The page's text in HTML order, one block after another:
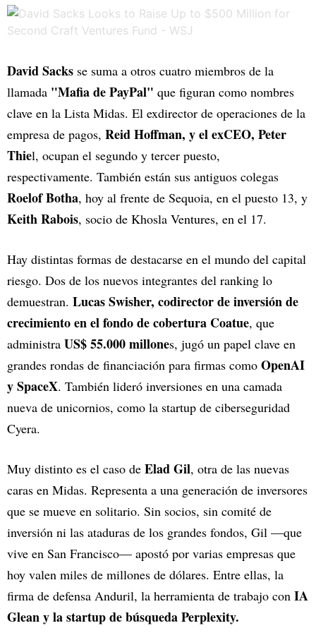
David Sacks se suma a otros cuatro miembros de la
llamada "Mafia de PayPal" que figuran como nombres
clave en la Lista Midas. El exdirector de operaciones de la
empresa de pagos, Reid Hoffman, y el exCEO, Peter
Thiel, ocupan el segundo y tercer puesto,
respectivamente. También están sus antiguos colegas
Roelof Botha, hoy al frente de Sequoia, en el puesto 13, y
Keith Rabois, socio de Khosla Ventures, en el 17.
Hay distintas formas de destacarse en el mundo del capital
riesgo. Dos de los nuevos integrantes del ranking lo
demuestran. Lucas Swisher, codirector de inversión de
crecimiento en el fondo de cobertura Coatue, que
administra US$ 55.000 millones, jugó un papel clave en
grandes rondas de financiación para firmas como OpenAI
y SpaceX. También lideró inversiones en una camada
nueva de unicornios, como la startup de ciberseguridad
Cyera.
Muy distinto es el caso de Elad Gil, otra de las nuevas
caras en Midas. Representa a una generación de inversores
que se mueve en solitario. Sin socios, sin comité de
inversión ni las ataduras de los grandes fondos, Gil —que
vive en San Francisco— apostó por varias empresas que
hoy valen miles de millones de dólares. Entre ellas, la
firma de defensa Anduril, la herramienta de trabajo con IA
Glean y la startup de búsqueda Perplexity.